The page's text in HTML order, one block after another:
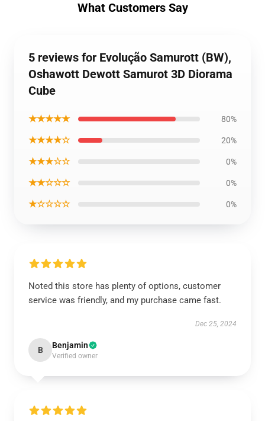
What Customers Say
5 reviews for Evolução Samurott (BW),
Oshawott Dewott Samurot 3D Diorama
Cube
★★★★★ 80%
★★★★☆ 20%
★★★☆☆ 0%
★★☆☆☆ 0%
★☆☆☆☆ 0%
Noted this store has plenty of options, customer
service was friendly, and my purchase came fast.
Dec 25, 2024
B Benjamin
Verified owner